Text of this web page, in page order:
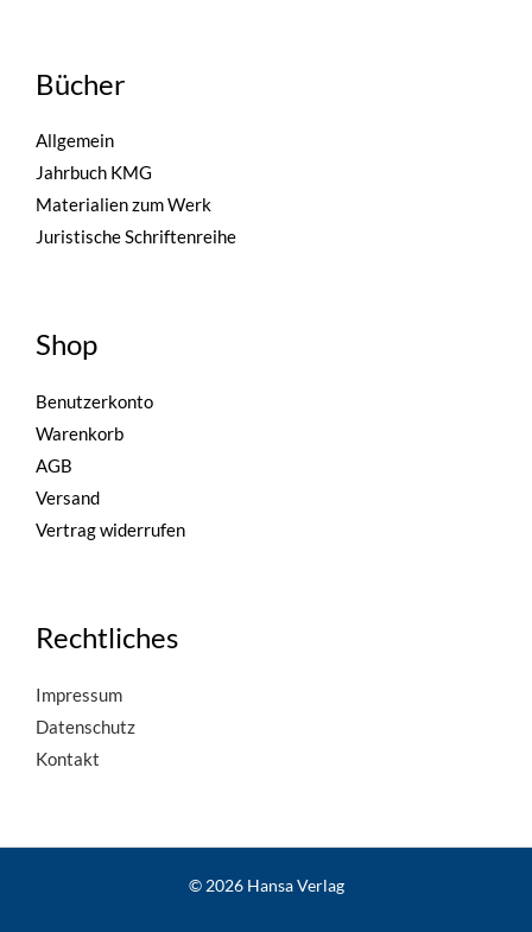
Bücher
Allgemein
Jahrbuch KMG
Materialien zum Werk
Juristische Schriftenreihe
Shop
Benutzerkonto
Warenkorb
AGB
Versand
Vertrag widerrufen
Rechtliches
Impressum
Datenschutz
Kontakt
© 2026 Hansa Verlag